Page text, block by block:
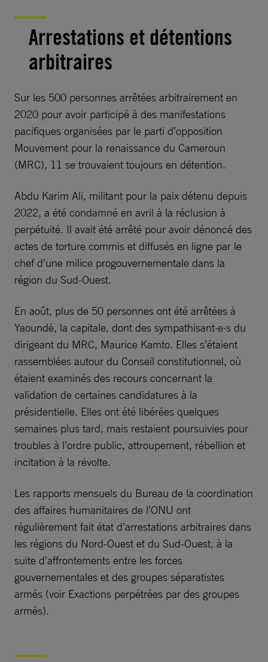
Arrestations et détentions
arbitraires
Sur les 500 personnes arrêtées arbitrairement en
2020 pour avoir participé à des manifestations
pacifiques organisées par le parti d’opposition
Mouvement pour la renaissance du Cameroun
(MRC), 11 se trouvaient toujours en détention.
Abdu Karim Ali, militant pour la paix détenu depuis
2022, a été condamné en avril à la réclusion à
perpétuité. Il avait été arrêté pour avoir dénoncé des
actes de torture commis et diffusés en ligne par le
chef d’une milice progouvernementale dans la
région du Sud-Ouest.
En août, plus de 50 personnes ont été arrêtées à
Yaoundé, la capitale, dont des sympathisant·e·s du
dirigeant du MRC, Maurice Kamto. Elles s’étaient
rassemblées autour du Conseil constitutionnel, où
étaient examinés des recours concernant la
validation de certaines candidatures à la
présidentielle. Elles ont été libérées quelques
semaines plus tard, mais restaient poursuivies pour
troubles à l’ordre public, attroupement, rébellion et
incitation à la révolte.
Les rapports mensuels du Bureau de la coordination
des affaires humanitaires de l’ONU ont
régulièrement fait état d’arrestations arbitraires dans
les régions du Nord-Ouest et du Sud-Ouest, à la
suite d’affrontements entre les forces
gouvernementales et des groupes séparatistes
armés (voir Exactions perpétrées par des groupes
armés).